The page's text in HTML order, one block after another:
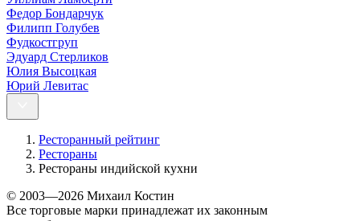
Федор Бондарчук
Филипп Голубев
Фудкостгруп
Эдуард Стерликов
Юлия Высоцкая
Юрий Левитас
Ресторанный рейтинг
Рестораны
Рестораны индийской кухни
© 2003—2026 Михаил Костин
Все торговые марки принадлежат их законным